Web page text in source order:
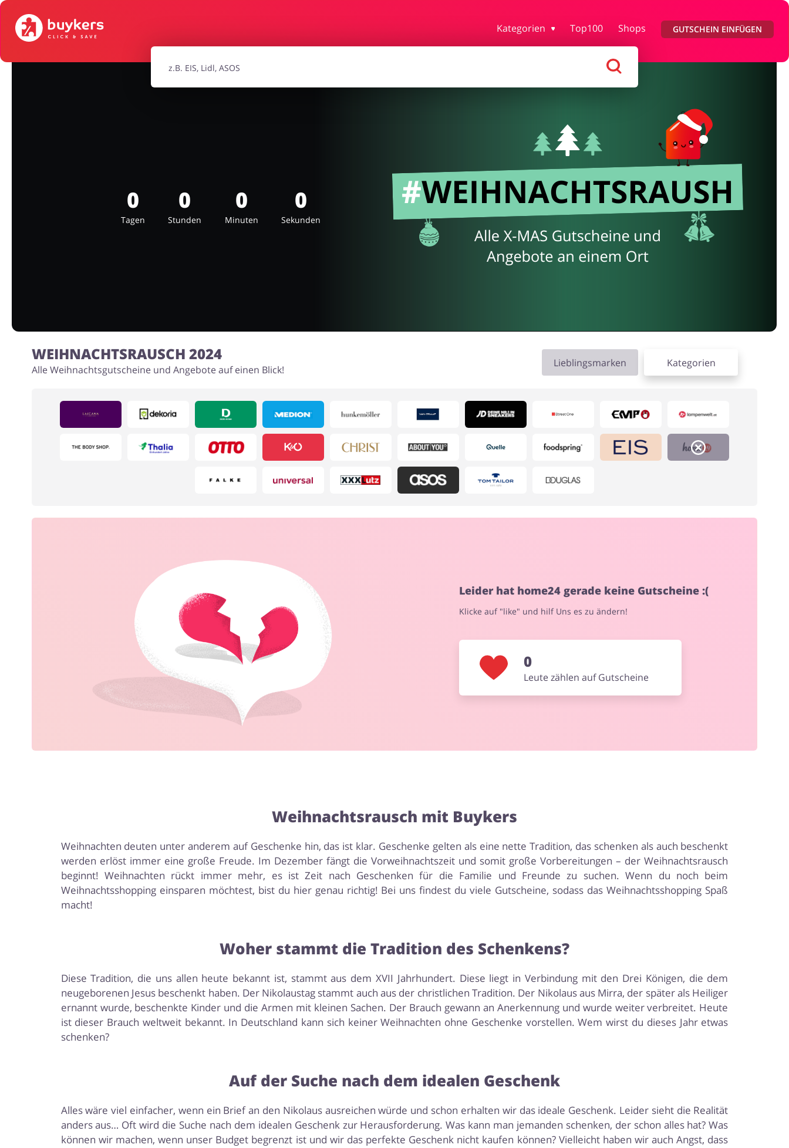
Kategorien Top100 Shops GUTSCHEIN EINFÜGEN
0
Tagen
0
Stunden
0
Minuten
0
Sekunden
WEIHNACHTSRAUSCH 2024
Alle Weihnachtsgutscheine und Angebote auf einen Blick!
Lieblingsmarken Kategorien
Leider hat home24 gerade keine Gutscheine :(
Klicke auf "like" und hilf Uns es zu ändern!
0
Leute zählen auf Gutscheine
Weihnachtsrausch mit Buykers
Weihnachten deuten unter anderem auf Geschenke hin, das ist klar. Geschenke gelten als eine nette Tradition, das schenken als auch beschenkt
werden erlöst immer eine große Freude. Im Dezember fängt die Vorweihnachtszeit und somit große Vorbereitungen – der Weihnachtsrausch
beginnt! Weihnachten rückt immer mehr, es ist Zeit nach Geschenken für die Familie und Freunde zu suchen. Wenn du noch beim
Weihnachtsshopping einsparen möchtest, bist du hier genau richtig! Bei uns findest du viele Gutscheine, sodass das Weihnachtsshopping Spaß
macht!
Woher stammt die Tradition des Schenkens?
Diese Tradition, die uns allen heute bekannt ist, stammt aus dem XVII Jahrhundert. Diese liegt in Verbindung mit den Drei Königen, die dem
neugeborenen Jesus beschenkt haben. Der Nikolaustag stammt auch aus der christlichen Tradition. Der Nikolaus aus Mirra, der später als Heiliger
ernannt wurde, beschenkte Kinder und die Armen mit kleinen Sachen. Der Brauch gewann an Anerkennung und wurde weiter verbreitet. Heute
ist dieser Brauch weltweit bekannt. In Deutschland kann sich keiner Weihnachten ohne Geschenke vorstellen. Wem wirst du dieses Jahr etwas
schenken?
Auf der Suche nach dem idealen Geschenk
Alles wäre viel einfacher, wenn ein Brief an den Nikolaus ausreichen würde und schon erhalten wir das ideale Geschenk. Leider sieht die Realität
anders aus… Oft wird die Suche nach dem idealen Geschenk zur Herausforderung. Was kann man jemanden schenken, der schon alles hat? Was
können wir machen, wenn unser Budget begrenzt ist und wir das perfekte Geschenk nicht kaufen können? Vielleicht haben wir auch Angst, dass